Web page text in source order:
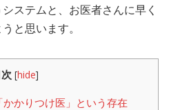
ステムと、お医者さんに早く
と思います。
[hide]
かりつけ医」という存在